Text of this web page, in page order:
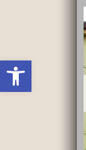
Deschide bara de unelte